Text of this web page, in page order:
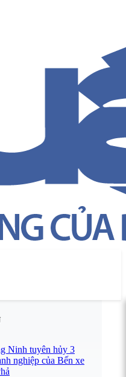
Ninh tuyên hủy 3
nghiệp của Bến xe